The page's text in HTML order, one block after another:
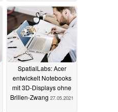
SpatialLabs: Acer
entwickelt Notebooks
mit 3D-Displays ohne
Brillen-Zwang 27.05.2021